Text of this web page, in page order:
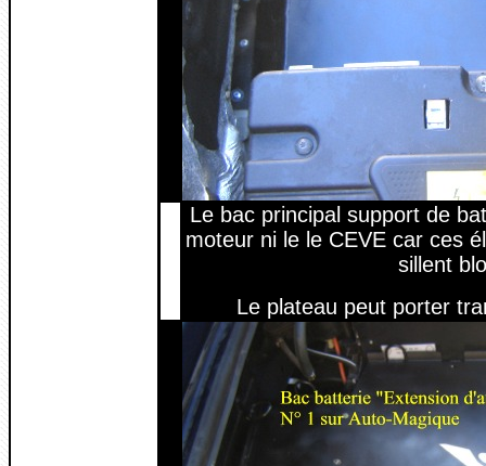
Le bac principal support de
moteur ni le le CEVE car ces
sillent
Le plateau peut porter